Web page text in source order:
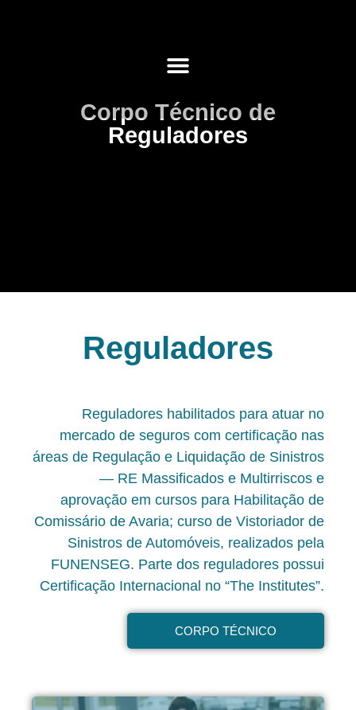
Corpo Técnico de
Reguladores
Reguladores
Reguladores habilitados para atuar no
mercado de seguros com certificação nas
áreas de Regulação e Liquidação de Sinistros
— RE Massificados e Multirriscos e
aprovação em cursos para Habilitação de
Comissário de Avaria; curso de Vistoriador de
Sinistros de Automóveis, realizados pela
FUNENSEG. Parte dos reguladores possui
Certificação Internacional no “The Institutes”.
CORPO TÉCNICO